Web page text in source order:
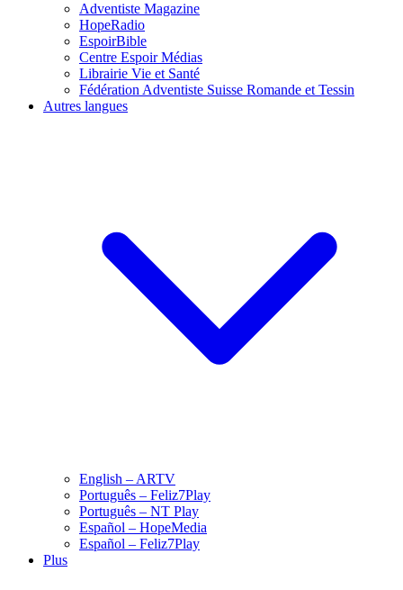
Adventiste Magazine
HopeRadio
EspoirBible
Centre Espoir Médias
Librairie Vie et Santé
Fédération Adventiste Suisse Romande et Tessin
Autres langues
English – ARTV
Português – Feliz7Play
Português – NT Play
Español – HopeMedia
Español – Feliz7Play
Plus